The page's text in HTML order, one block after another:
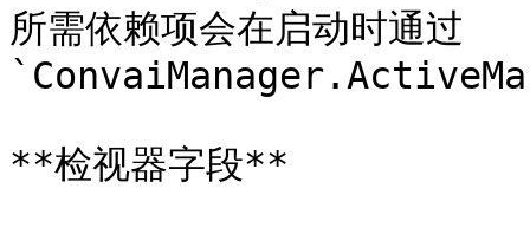
所需依赖项会在启动时通过
**检视器字段**